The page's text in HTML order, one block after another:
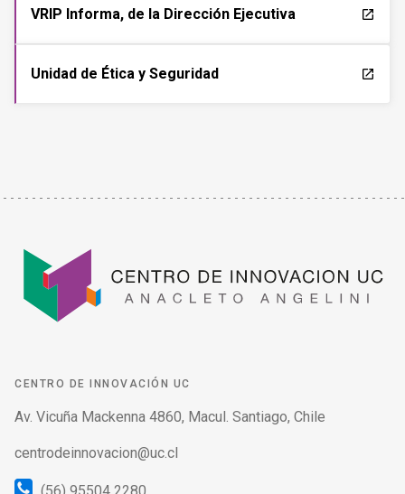
VRIP Informa, de la Dirección Ejecutiva launch
Unidad de Ética y Seguridad launch
CENTRO DE INNOVACIÓN UC
Av. Vicuña Mackenna 4860, Macul. Santiago, Chile
centrodeinnovacion@uc.cl